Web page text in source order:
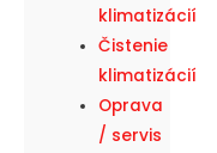
klimatizácií
Čistenie
klimatizácií
Oprava
/ servis